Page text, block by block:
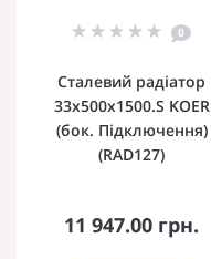
0
Сталевий радіатор
33х500х1500.S KOER
(бок. Підключення)
(RAD127)
11 947.00 грн.